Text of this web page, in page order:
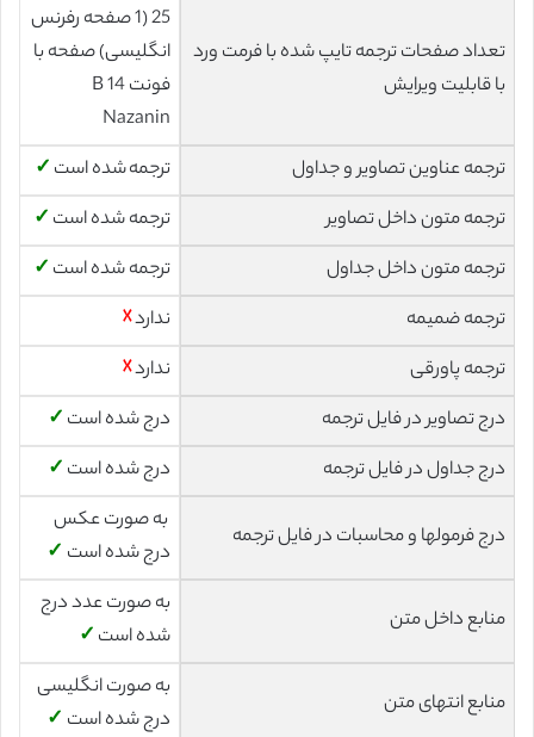
تعداد صفحات ترجمه تایپ شده با فرمت ورد
با قابلیت ویرایش
25 (1 صفحه رفرنس
انگلیسی) صفحه با
فونت 14 B
Nazanin
ترجمه عناوین تصاویر و جداول
ترجمه شده است ✓
ترجمه متون داخل تصاویر
ترجمه شده است ✓
ترجمه متون داخل جداول
ترجمه شده است ✓
ترجمه ضمیمه
ندارد☓
ترجمه پاورقی
ندارد☓
درج تصاویر در فایل ترجمه
درج شده است ✓
درج جداول در فایل ترجمه
درج شده است ✓
درج فرمولها و محاسبات در فایل ترجمه
به صورت عکس
درج شده است ✓
منابع داخل متن
به صورت عدد درج
شده است ✓
منابع انتهای متن
به صورت انگلیسی
درج شده است ✓